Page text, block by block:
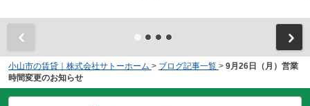
小山市の賃貸｜株式会社サトーホーム > ブログ記事一覧 > 9月26日（月）営業
時間変更のお知らせ